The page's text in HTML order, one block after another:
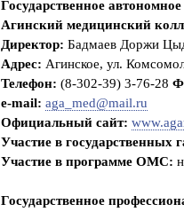
о
м
и
т
ь
и
н
в
а
л
и
д
н
т
Государственное
Агинский медицинский
Директор: Бадмаев Доржи
Адрес: Агинское, ул.
Телефон: (8-302-39) 3-76-28
e-mail: aga_med@mail.ru
Официальный сайт:
Участие в государственных
Участие в программе ОМС:
Государственное